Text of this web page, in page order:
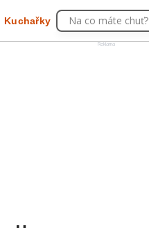
Reklama
Kuchařky Na co máte chuť?